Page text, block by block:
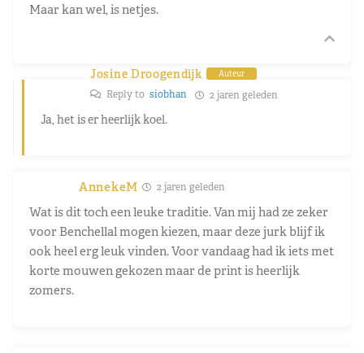
Maar kan wel, is netjes.
Josine Droogendijk Auteur
Reply to siobhan 2 jaren geleden
Ja, het is er heerlijk koel.
AnnekeM 2 jaren geleden
Wat is dit toch een leuke traditie. Van mij had ze zeker
voor Benchellal mogen kiezen, maar deze jurk blijf ik
ook heel erg leuk vinden. Voor vandaag had ik iets met
korte mouwen gekozen maar de print is heerlijk
zomers.